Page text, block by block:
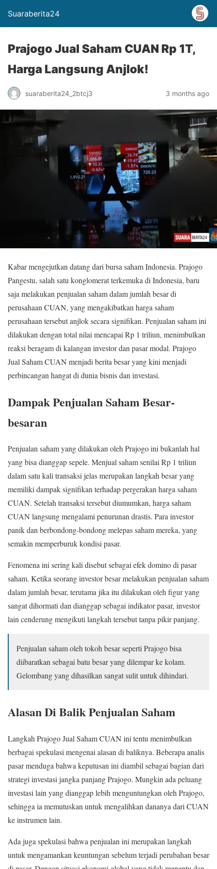
Suaraberita24
Prajogo Jual Saham CUAN Rp 1T,
Harga Langsung Anjlok!
suaraberita24_2btcj3 3 months ago
Kabar mengejutkan datang dari bursa saham Indonesia. Prajogo
Pangestu, salah satu konglomerat terkemuka di Indonesia, baru
saja melakukan penjualan saham dalam jumlah besar di
perusahaan CUAN, yang mengakibatkan harga saham
perusahaan tersebut anjlok secara signifikan. Penjualan saham ini
dilakukan dengan total nilai mencapai Rp 1 triliun, menimbulkan
reaksi beragam di kalangan investor dan pasar modal. Prajogo
Jual Saham CUAN menjadi berita besar yang kini menjadi
perbincangan hangat di dunia bisnis dan investasi.
Dampak Penjualan Saham Besar-
besaran
Penjualan saham yang dilakukan oleh Prajogo ini bukanlah hal
yang bisa dianggap sepele. Menjual saham senilai Rp 1 triliun
dalam satu kali transaksi jelas merupakan langkah besar yang
memiliki dampak signifikan terhadap pergerakan harga saham
CUAN. Setelah transaksi tersebut diumumkan, harga saham
CUAN langsung mengalami penurunan drastis. Para investor
panik dan berbondong-bondong melepas saham mereka, yang
semakin memperburuk kondisi pasar.
Fenomena ini sering kali disebut sebagai efek domino di pasar
saham. Ketika seorang investor besar melakukan penjualan saham
dalam jumlah besar, terutama jika itu dilakukan oleh figur yang
sangat dihormati dan dianggap sebagai indikator pasar, investor
lain cenderung mengikuti langkah tersebut tanpa pikir panjang.
Penjualan saham oleh tokoh besar seperti Prajogo bisa
diibaratkan sebagai batu besar yang dilempar ke kolam.
Gelombang yang dihasilkan sangat sulit untuk dihindari.
Alasan Di Balik Penjualan Saham
Langkah Prajogo Jual Saham CUAN ini tentu menimbulkan
berbagai spekulasi mengenai alasan di baliknya. Beberapa analis
pasar menduga bahwa keputusan ini diambil sebagai bagian dari
strategi investasi jangka panjang Prajogo. Mungkin ada peluang
investasi lain yang dianggap lebih menguntungkan oleh Prajogo,
sehingga ia memutuskan untuk mengalihkan dananya dari CUAN
ke instrumen lain.
Ada juga spekulasi bahwa penjualan ini merupakan langkah
untuk mengamankan keuntungan sebelum terjadi perubahan besar